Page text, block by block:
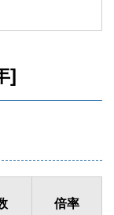
]
倍率